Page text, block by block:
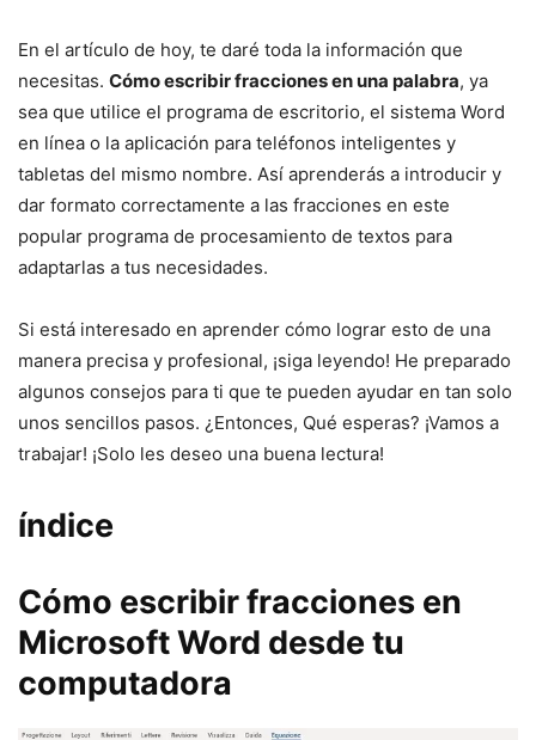
En el artículo de hoy, te daré toda la información que
necesitas. Cómo escribir fracciones en una palabra, ya
sea que utilice el programa de escritorio, el sistema Word
en línea o la aplicación para teléfonos inteligentes y
tabletas del mismo nombre. Así aprenderás a introducir y
dar formato correctamente a las fracciones en este
popular programa de procesamiento de textos para
adaptarlas a tus necesidades.
Si está interesado en aprender cómo lograr esto de una
manera precisa y profesional, ¡siga leyendo! He preparado
algunos consejos para ti que te pueden ayudar en tan solo
unos sencillos pasos. ¿Entonces, Qué esperas? ¡Vamos a
trabajar! ¡Solo les deseo una buena lectura!
índice
Cómo escribir fracciones en
Microsoft Word desde tu
computadora